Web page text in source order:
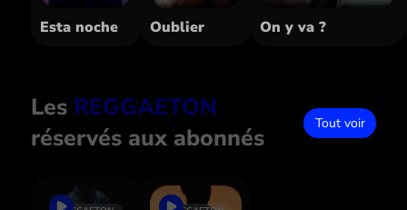
Esta noche Oublier On y va ?
Les REGGAETON
réservés aux abonnés
Tout voir